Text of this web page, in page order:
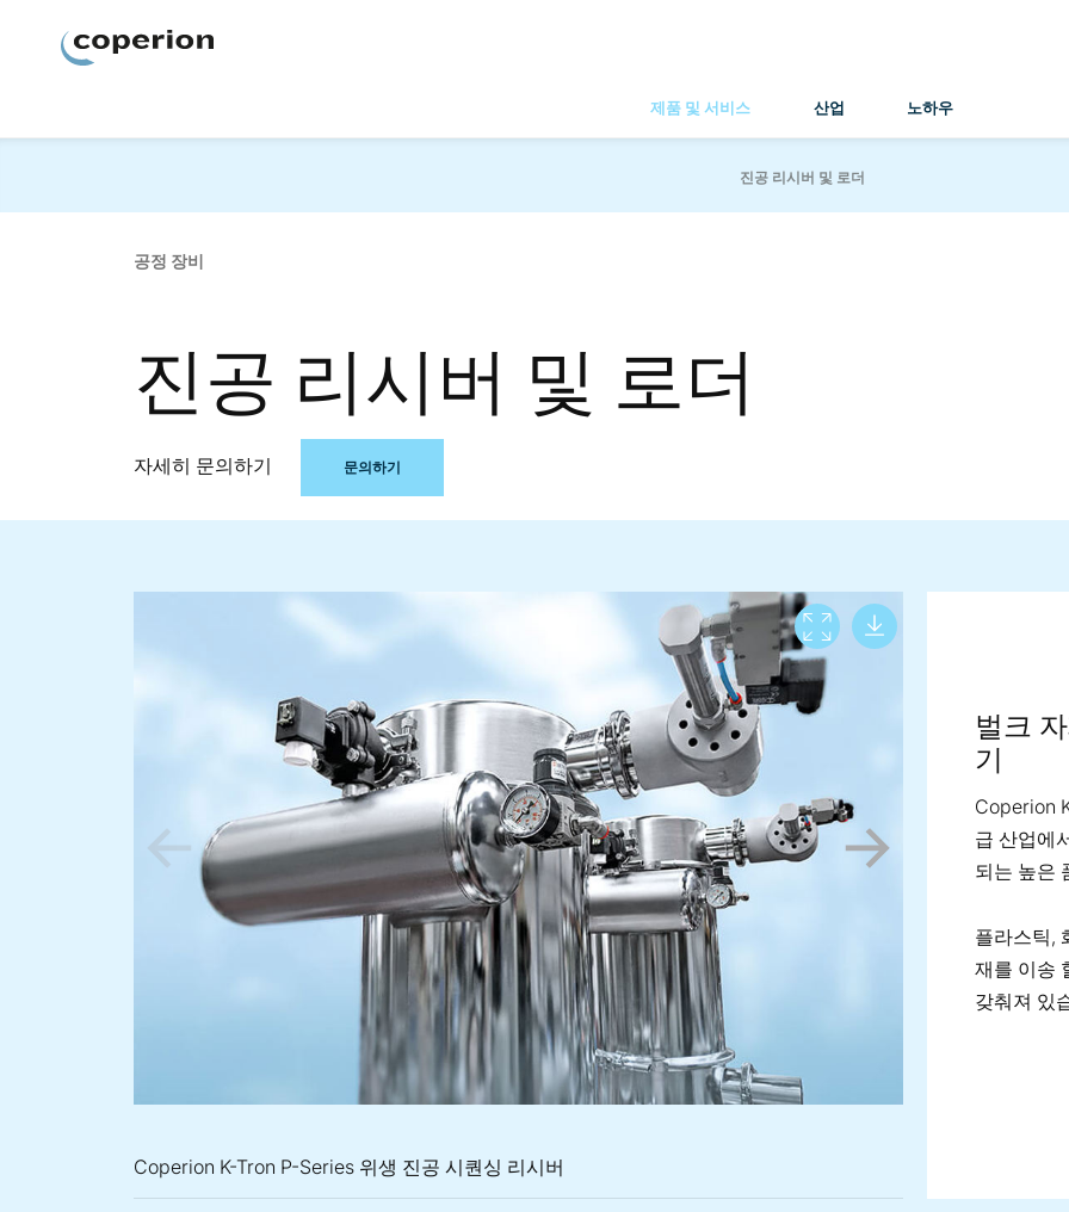
제품 및 서비스 산업 노하우
진공 리시버 및 로더
공정 장비
진공 리시버 및 로더
자세히 문의하기 문의하기
View full screen
Coperion K-Tron P-Series 위생 진공 시퀀싱 리시버
벌크
기
Coperion
급 산업에
되는 높은
플라스틱,
재를 이송
갖춰져 있